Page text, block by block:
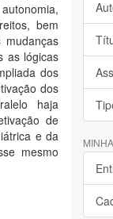
bem
as lógicas
dos
dos
haja
de
e da
mesmo